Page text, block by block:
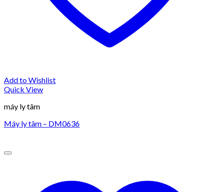
Add to Wishlist
Quick View
máy ly tâm
Máy ly tâm – DM0636